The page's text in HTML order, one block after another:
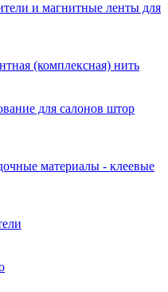
и магнитные ленты для
(комплексная) нить
для салонов штор
материалы - клеевые